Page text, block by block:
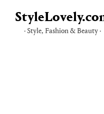
· Style, Fashion & Beauty ·